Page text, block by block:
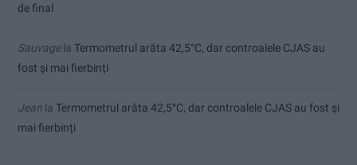
de final
Sauvagela Termometrul arăta 42,5°C, dar controalele CJAS au
fost și mai fierbinți
Jean la Termometrul arăta 42,5°C, dar controalele CJAS au fost și
mai fierbinți